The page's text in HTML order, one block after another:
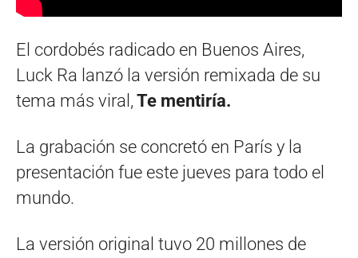
El cordobés radicado en Buenos Aires,
Luck Ra lanzó la versión remixada de su
tema más viral, Te mentiría.
La grabación se concretó en París y la
presentación fue este jueves para todo el
mundo.
La versión original tuvo 20 millones de